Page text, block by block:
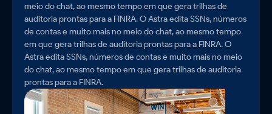
meio do chat, ao mesmo tempo em que gera trilhas de
auditoria prontas para a FINRA. O Astra edita SSNs, números
de contas e muito mais no meio do chat, ao mesmo tempo
em que gera trilhas de auditoria prontas para a FINRA. O
Astra edita SSNs, números de contas e muito mais no meio
do chat, ao mesmo tempo em que gera trilhas de auditoria
prontas para a FINRA.